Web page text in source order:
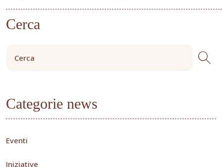
Cerca
Categorie news
Eventi
Iniziative